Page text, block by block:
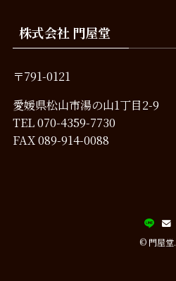
株式会社 門屋堂
〒791-0121
愛媛県松山市湯の山1丁目2-9
TEL070-4359-7730
FAX 089-914-0088
© 門屋堂.